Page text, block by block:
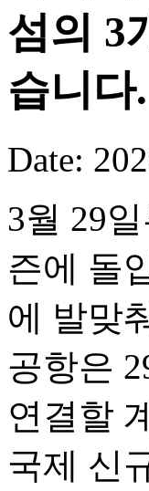
섬의 3
습니다.
Date:
3월 29
즌에 돌
에 발맞
공항은
연결할
국제 신